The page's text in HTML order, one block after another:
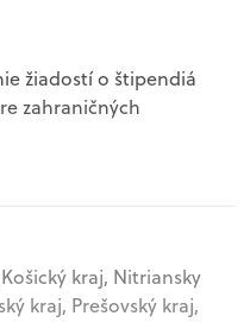
žiadostí o štipendiá
zahraničných
kraj, Nitriansky
kraj, Prešovský kraj,